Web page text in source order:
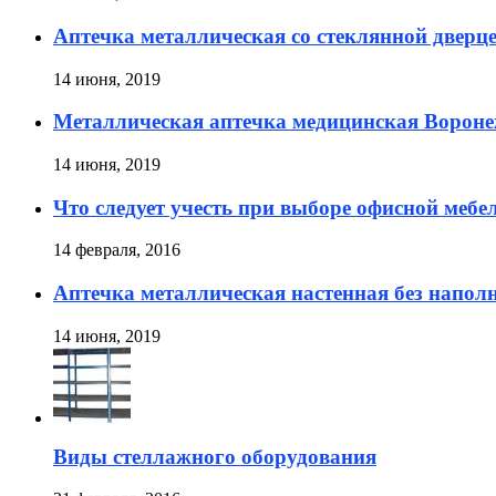
Аптечка металлическая со стеклянной
14 июня, 2019
Металлическая аптечка медицинская
14 июня, 2019
Что следует учесть при выборе офисной
14 февраля, 2016
Аптечка металлическая настенная без
14 июня, 2019
Виды стеллажного оборудования